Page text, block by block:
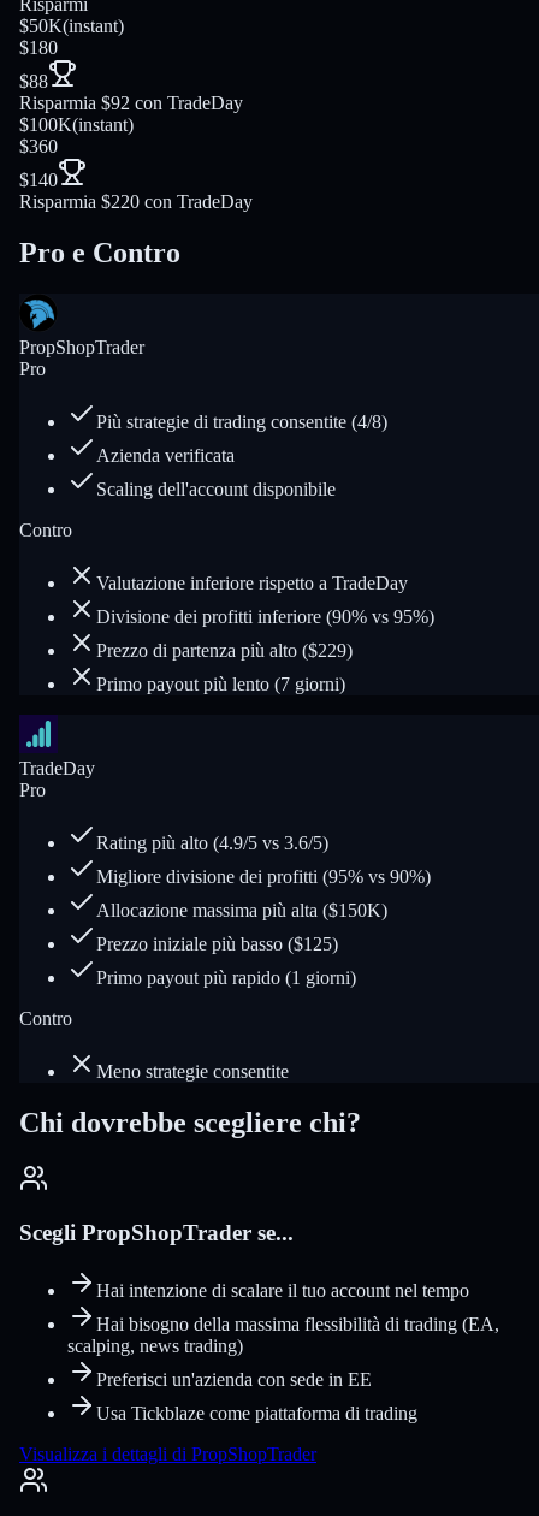
Risparmi
$50K(instant)
$180
$88
Risparmia $92 con TradeDay
$100K(instant)
$360
$140
Risparmia $220 con TradeDay
Pro e Contro
PropShopTrader
Pro
Più strategie di trading consentite (4/8)
Azienda verificata
Scaling dell'account disponibile
Contro
Valutazione inferiore rispetto a TradeDay
Divisione dei profitti inferiore (90% vs 95%)
Prezzo di partenza più alto ($229)
Primo payout più lento (7 giorni)
TradeDay
Pro
Rating più alto (4.9/5 vs 3.6/5)
Migliore divisione dei profitti (95% vs 90%)
Allocazione massima più alta ($150K)
Prezzo iniziale più basso ($125)
Primo payout più rapido (1 giorni)
Contro
Meno strategie consentite
Chi dovrebbe scegliere chi?
Scegli PropShopTrader se...
Hai intenzione di scalare il tuo account nel tempo
Hai bisogno della massima flessibilità di trading (EA,
scalping, news trading)
Preferisci un'azienda con sede in EE
Usa Tickblaze come piattaforma di trading
Visualizza i dettagli di PropShopTrader